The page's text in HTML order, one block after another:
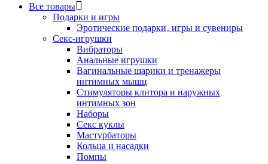
Все товары
Подарки и игры
Эротические подарки‚ игры и сувениры
Секс-игрушки
Вибраторы
Анальные игрушки
Вагинальные шарики и тренажеры
интимных мышц
Стимуляторы клитора и наружных
интимных зон
Наборы
Секс куклы
Мастурбаторы
Кольца и насадки
Помпы